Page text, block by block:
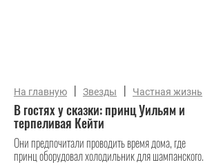
На главную | Звезды | Частная жизнь
В гостях у сказки: принц Уильям и
терпеливая Кейти
Они предпочитали проводить время дома, где
принц оборудовал холодильник для шампанского.